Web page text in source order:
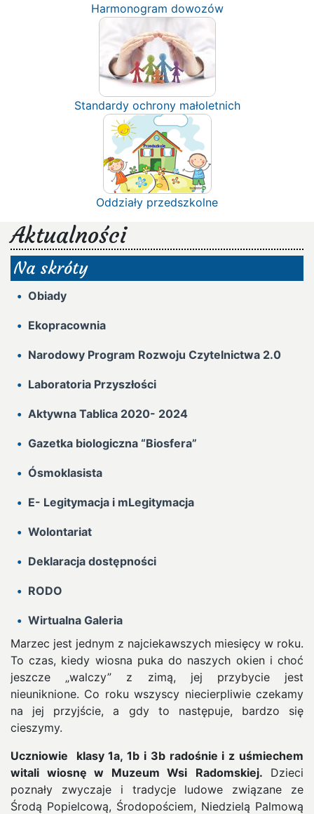
Harmonogram dowozów
Standardy ochrony małoletnich
Oddziały przedszkolne
Aktualności
Na skróty
Obiady
Ekopracownia
Narodowy Program Rozwoju Czytelnictwa 2.0
Laboratoria Przyszłości
Aktywna Tablica 2020- 2024
Gazetka biologiczna “Biosfera”
Ósmoklasista
E- Legitymacja i mLegitymacja
Wolontariat
Deklaracja dostępności
RODO
Wirtualna Galeria
Marzec jest jednym z najciekawszych miesięcy w roku.
To czas, kiedy wiosna puka do naszych okien i choć
jeszcze „walczy” z zimą, jej przybycie jest
nieuniknione. Co roku wszyscy niecierpliwie czekamy
na jej przyjście, a gdy to następuje, bardzo się
cieszymy.
Uczniowie klasy 1a, 1b i 3b radośnie i z uśmiechem
witali wiosnę w Muzeum Wsi
Radomskiej. Dzieci
poznały zwyczaje i tradycje ludowe związane ze
Środą Popielcową, Środopościem, Niedzielą Palmową